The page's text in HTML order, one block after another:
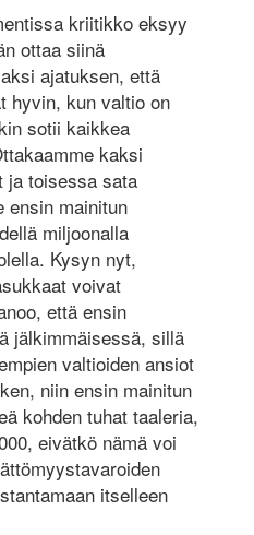
kriitikko eksyy
ottaa siinä
ajatuksen, että
hyvin, kun valtio on
sotii kaikkea
kaksi
ja toisessa sata
ensin mainitun
miljoonalla
Kysyn nyt,
voivat
että ensin
jälkimmäisessä, sillä
valtioiden ansiot
niin ensin mainitun
kohden tuhat taaleria,
eivätkö nämä voi
itselleen